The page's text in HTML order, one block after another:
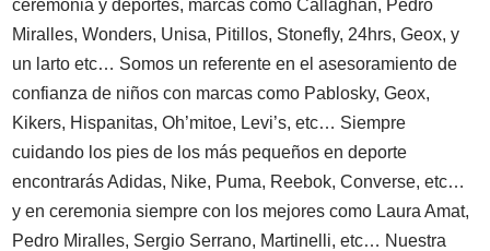
ceremonia y deportes, marcas como Callaghan, Pedro
Miralles, Wonders, Unisa, Pitillos, Stonefly, 24hrs, Geox, y
un larto etc… Somos un referente en el asesoramiento de
confianza de niños con marcas como Pablosky, Geox,
Kikers, Hispanitas, Oh’mitoe, Levi’s, etc… Siempre
cuidando los pies de los más pequeños en deporte
encontrarás Adidas, Nike, Puma, Reebok, Converse, etc…
y en ceremonia siempre con los mejores como Laura Amat,
Pedro Miralles, Sergio Serrano, Martinelli, etc… Nuestra